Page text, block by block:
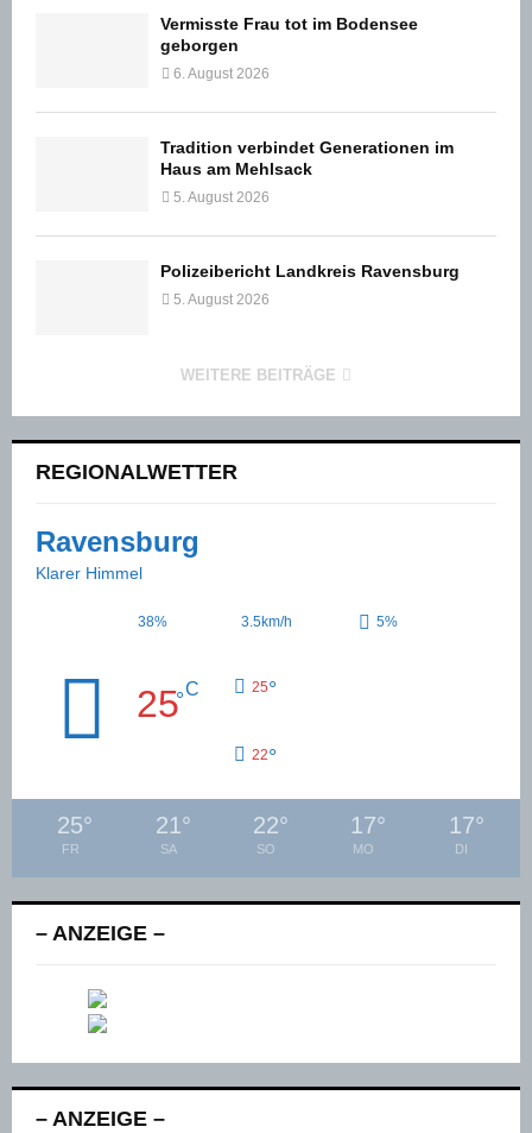
Vermisste Frau tot im Bodensee
geborgen
6. August 2026
Tradition verbindet Generationen im
Haus am Mehlsack
5. August 2026
Polizeibericht Landkreis Ravensburg
5. August 2026
WEITERE BEITRÄGE
REGIONALWETTER
Ravensburg
Klarer Himmel
38% 3.5km/h 5%
25°C 25°
22°
25°
FR
21°
SA
22°
SO
17°
MO
17°
DI
– ANZEIGE –
– ANZEIGE –